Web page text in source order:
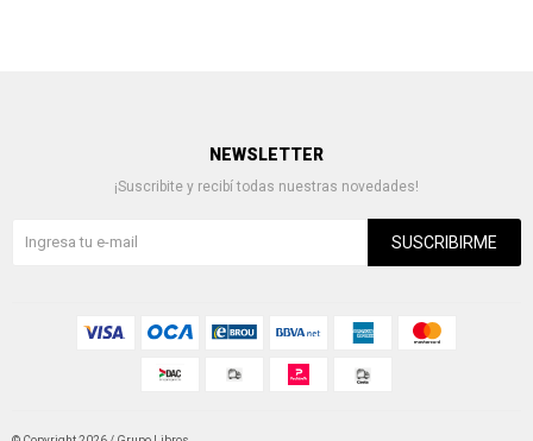
NEWSLETTER
¡Suscribite y recibí todas nuestras novedades!
SUSCRIBIRME